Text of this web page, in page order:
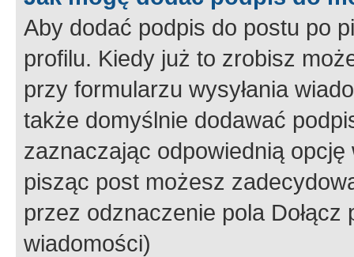
Aby dodać podpis do postu po
profilu. Kiedy już to zrobisz
przy formularzu wysyłania
także domyślnie dodawać
zaznaczając odpowiednią
pisząc post możesz
przez odznaczenie pola
wiadomości)